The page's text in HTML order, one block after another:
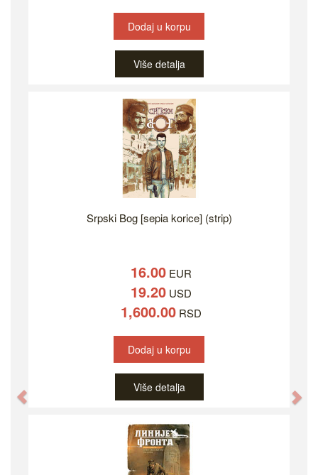
Dodaj u korpu
Više detalja
Srpski Bog [sepia korice] (strip)
16.00EUR
19.20USD
1,600.00RSD
Dodaj u korpu
Više detalja